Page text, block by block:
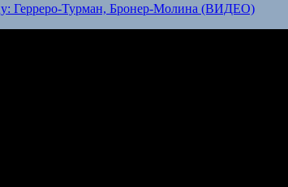
Герреро-Турман, Бронер-Молина (ВИДЕО)